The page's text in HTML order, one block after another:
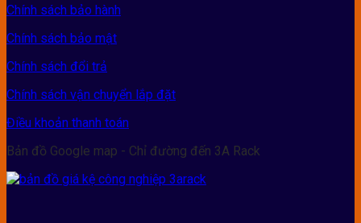
Chính sách bảo hành
Chính sách bảo mật
Chính sách đổi trả
Chính sách vận chuyển lắp đặt
Điều khoản thanh toán
Bản đồ Google map - Chỉ đường đến 3A Rack